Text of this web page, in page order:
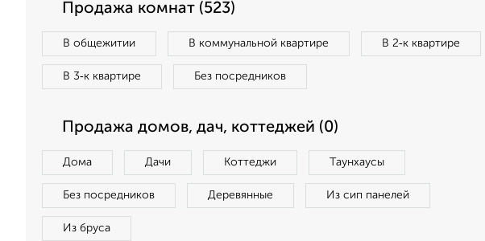
Продажа комнат (523)
В общежитии В коммунальной квартире В 2‑к квартире
В 3‑к квартире Без посредников
Продажа домов, дач, коттеджей (0)
Дома Дачи Коттеджи Таунхаусы
Без посредников Деревянные Из сип панелей
Из бруса